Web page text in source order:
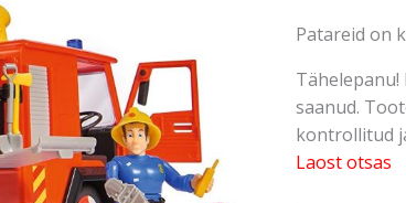
Patareid on
saanud.
kontrollitud
Laost otsas